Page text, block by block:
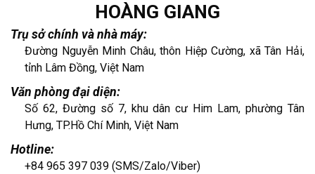
HOÀNG GIANG
Trụ sở chính và nhà máy:
Đường Nguyễn Minh Châu, thôn Hiệp Cường, xã Tân Hải,
tỉnh Lâm Đồng, Việt Nam
Văn phòng đại diện:
Số 62, Đường số 7, khu dân cư Him Lam, phường Tân
Hưng, TP.Hồ Chí Minh, Việt Nam
Hotline:
+84 965 397 039 (SMS/Zalo/Viber)